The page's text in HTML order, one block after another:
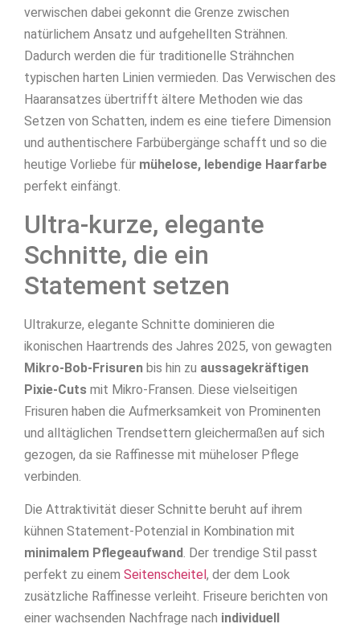
verwischen dabei gekonnt die Grenze zwischen
natürlichem Ansatz und aufgehellten Strähnen.
Dadurch werden die für traditionelle Strähnchen
typischen harten Linien vermieden. Das Verwischen des
Haaransatzes übertrifft ältere Methoden wie das
Setzen von Schatten, indem es eine tiefere Dimension
und authentischere Farbübergänge schafft und so die
heutige Vorliebe für mühelose, lebendige Haarfarbe
perfekt einfängt.
Ultra-kurze, elegante
Schnitte, die ein
Statement setzen
Ultrakurze, elegante Schnitte dominieren die
ikonischen Haartrends des Jahres 2025, von gewagten
Mikro-Bob-Frisuren bis hin zu aussagekräftigen
Pixie-Cuts mit Mikro-Fransen. Diese vielseitigen
Frisuren haben die Aufmerksamkeit von Prominenten
und alltäglichen Trendsettern gleichermaßen auf sich
gezogen, da sie Raffinesse mit müheloser Pflege
verbinden.
Die Attraktivität dieser Schnitte beruht auf ihrem
kühnen Statement-Potenzial in Kombination mit
minimalem Pflegeaufwand. Der trendige Stil passt
perfekt zu einem Seitenscheitel, der dem Look
zusätzliche Raffinesse verleiht. Friseure berichten von
einer wachsenden Nachfrage nach individuell